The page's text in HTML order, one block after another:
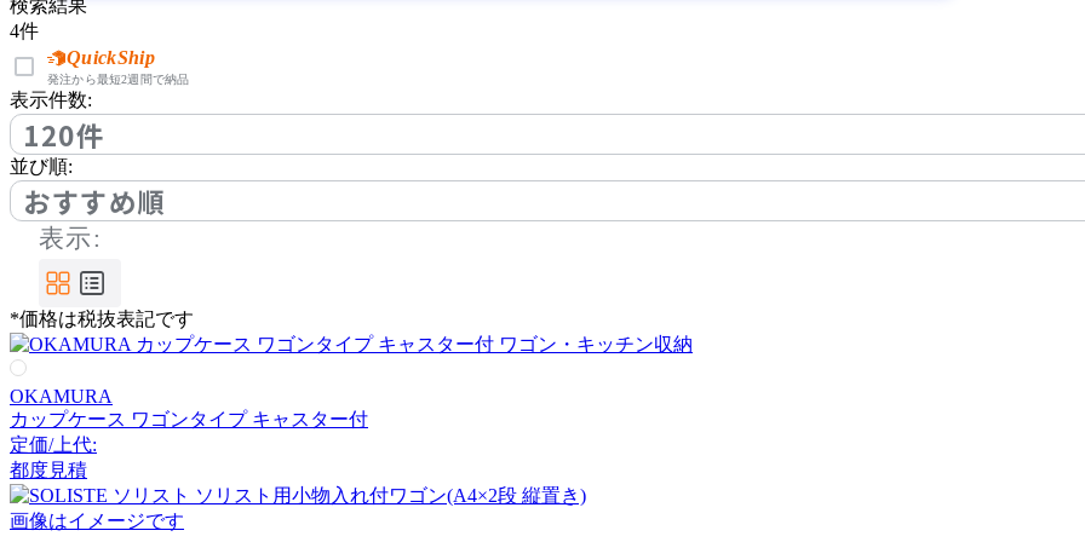
HIKARI
ヒカリ
IDÉE
イデー
ITOKI
イトーキ
JOURNAL STANDARD F
URNITURE
ジャーナルスタンダード
ファニチャー
検索結果
4件
QuickShip
発注から最短2週間で納品
表示件数:
120件
並び順:
おすすめ順
表示:
*価格は税抜表記です
OKAMURA
カップケース ワゴンタイプ キャスター付
定価/上代:
都度見積
画像はイメージです